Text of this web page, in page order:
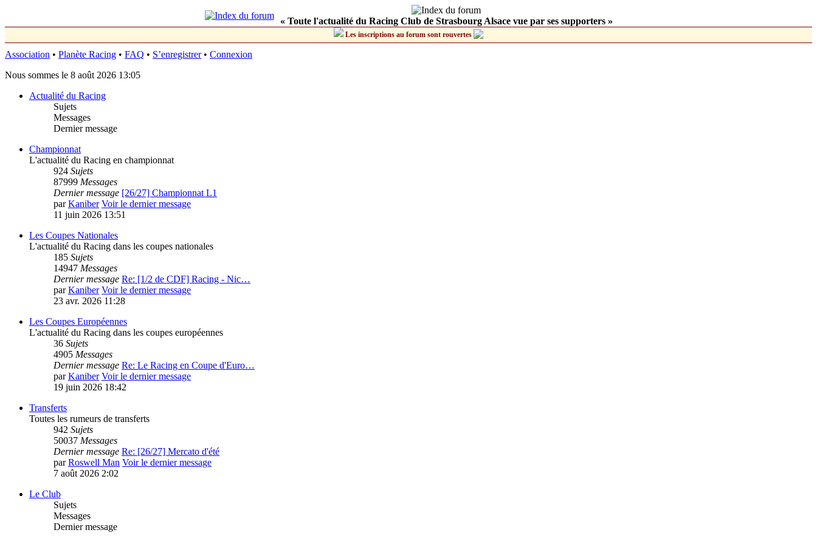
« Toute l'actualité du Racing Club de Strasbourg Alsace vue par ses supporters »
Les inscriptions au forum sont rouvertes
Association • Planète Racing • FAQ • S’enregistrer• Connexion
Nous sommes le 8 août 2026 13:05
Actualité du Racing
Sujets
Messages
Dernier message
Championnat
L'actualité du Racing en championnat
924 Sujets
87999 Messages
Dernier message [26/27] Championnat L1
parKaniber Voir le dernier message
11 juin 2026 13:51
Les Coupes Nationales
L'actualité du Racing dans les coupes nationales
185 Sujets
14947 Messages
Dernier message Re: [1/2 de CDF] Racing - Nic…
parKaniber Voir le dernier message
23 avr. 2026 11:28
Les Coupes Européennes
L'actualité du Racing dans les coupes européennes
36 Sujets
4905 Messages
Dernier message Re: Le Racing en Coupe d'Euro…
parKaniber Voir le dernier message
19 juin 2026 18:42
Transferts
Toutes les rumeurs de transferts
942 Sujets
50037 Messages
Dernier message Re: [26/27] Mercato d'été
parRoswell Man Voir le dernier message
7 août 2026 2:02
Le Club
Sujets
Messages
Dernier message